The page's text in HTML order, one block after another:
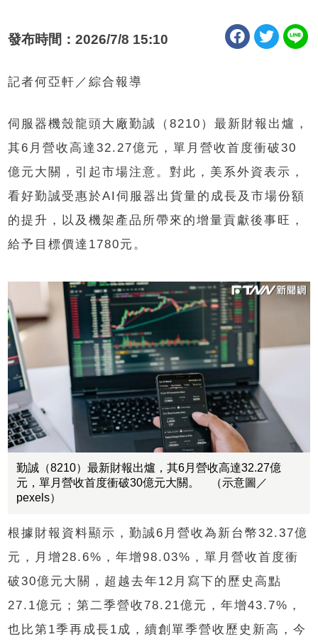
發布時間：2026/7/8 15:10
記者何亞軒／綜合報導
伺服器機殼龍頭大廠勤誠（8210）最新財報出爐，
其6月營收高達32.27億元，單月營收首度衝破30
億元大關，引起市場注意。對此，美系外資表示，
看好勤誠受惠於AI伺服器出貨量的成長及市場份額
的提升，以及機架產品所帶來的增量貢獻後事旺，
給予目標價達1780元。
勤誠（8210）最新財報出爐，其6月營收高達32.27億
元，單月營收首度衝破30億元大關。 （示意圖／
pexels）
根據財報資料顯示，勤誠6月營收為新台幣32.37億
元，月增28.6%，年增98.03%，單月營收首度衝
破30億元大關，超越去年12月寫下的歷史高點
27.1億元；第二季營收78.21億元，年增43.7%，
也比第1季再成長1成，續創單季營收歷史新高，今